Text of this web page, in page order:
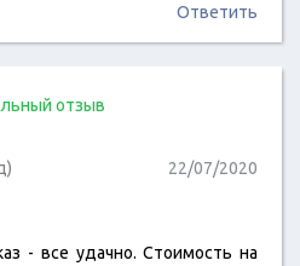
Ответить
отзыв
22/07/2020
- все удачно. Стоимость на